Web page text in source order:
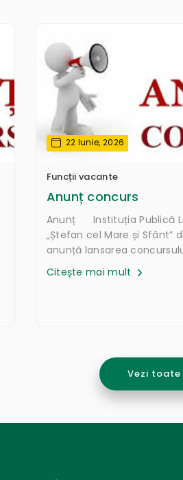
22 Iunie, 2026
Funcții vacante
Anunț concurs
Anunț Instituția Publică
„Ștefan cel Mare și Sfânt”
anunță lansarea
Citește mai mult
Vezi toate